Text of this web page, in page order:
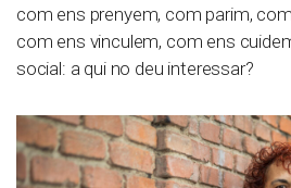
com ens prenyem, com parim,
com ens vinculem, com ens
social: a qui no deu interessar?